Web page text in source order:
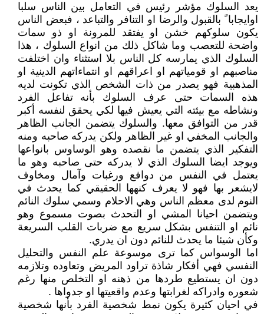
يعد السلوك مؤشر رئيس في التعامل بين الناس سلبا
اوايجابا ً بالقبول والرضا او التنافر والتباعد ، فبعض الناس
يكون سلوكهم خشن او يفتقد للمرونة او ذو سمات
واضحة للتعصب وما شاكل ذلك من انواع السلوك ، هذا
السلوك الذي يمارسه كل الناس بلا استثناء وان اختلفت
مناصبهم او قومياتهم او اعراقهم او انتماءاتهم الدينية او
المذهبية فهو يصدر من ذات الشخص الذي تكونت لديه
هذه السمات حتى عرف السلوك بأنه تفاعل الفرد
ونشاطه مع بيئته التي يعيش فيها لكي يحقق لنفسه أكبر
قدر من التوافق معها. والسلوك يتضمن الجانب الظاهر
والجانب المخفي او غير الظاهر ولكن يدركه صاحبه ومنه
التفكير الذي يتضمن ما نقصده وهو الوساوس بانواعها
ويوجد ايضا السلوك الذي لا يدركه حتى صاحبه وهو ما
يعتمل في النفس من دوافع ورغبات وآمال ومخاوف
لايشعر بها فهو لا يعرف كنهها الحقيقي كما يحدث في
النوم لدى معظم الناس وهي الاحلام وسمي سلوك النائم
ويتضمن احيانا المشي او التحدث بصوت مسموع وهو
نائم او التنفس بشكل سريع مع ضربات القلب السريعة
وكأن شيئا ما يحدث للنائم دون ان يدري.
اما الوسواس كما ترى موسوعة علم النفس والتحليل
النفسي فهي أفكار شاذة تراود المريض وتعاوده وتلازمه
دون ان يستطيع طردها من ذهنه او التخلص منها رغم
شعوره وادراكه لغرابتها وعدم واقعيتها او جدواها .
في احيان كثيرة يكون نمط شخصية الفرد بأنها شخصية